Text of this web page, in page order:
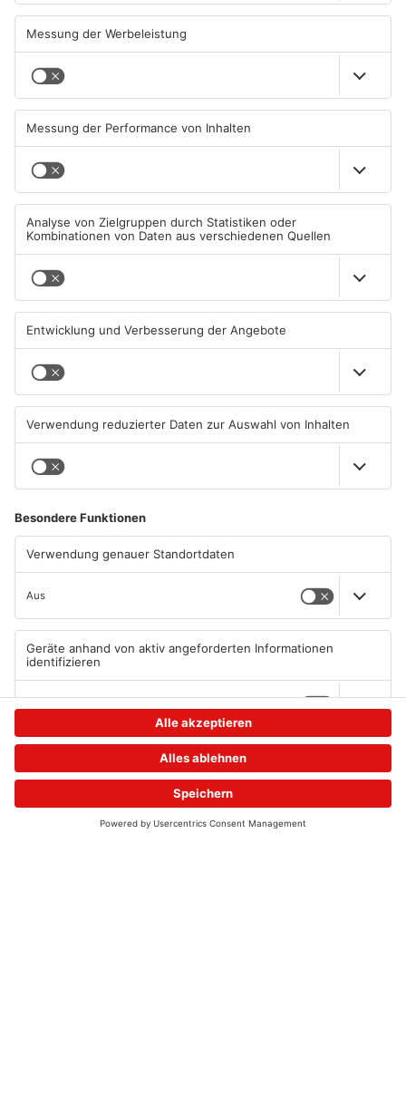
Wegen Trockenheit: Neue
Regeln auf A'burger
31.07.2026, 11:46 UHR IN KREIS
ASCHAFFENBURG
Unterwäsche-Dieb in
Goldbach geschnappt
31.07.2026, 11:42 UHR IN KREIS